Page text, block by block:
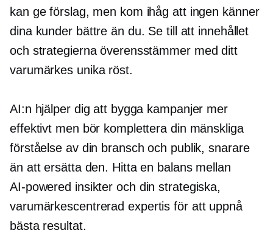
kan ge förslag, men kom ihåg att ingen känner
dina kunder bättre än du. Se till att innehållet
och strategierna överensstämmer med ditt
varumärkes unika röst.
AI:n hjälper dig att bygga kampanjer mer
effektivt men bör komplettera din mänskliga
förståelse av din bransch och publik, snarare
än att ersätta den. Hitta en balans mellan
AI-powered insikter och din strategiska,
varumärkescentrerad expertis för att uppnå
bästa resultat.